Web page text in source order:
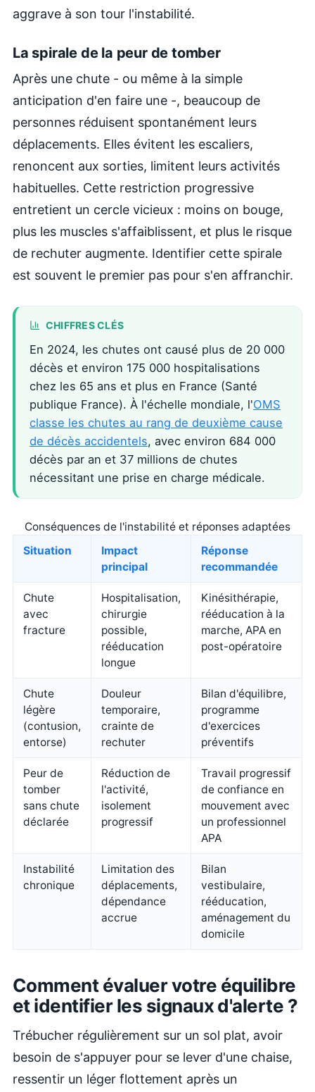
aggrave à son tour l'instabilité.
La spirale de la peur de tomber
Après une chute - ou même à la simple
anticipation d'en faire une -, beaucoup de
personnes réduisent spontanément leurs
déplacements. Elles évitent les escaliers,
renoncent aux sorties, limitent leurs activités
habituelles. Cette restriction progressive
entretient un cercle vicieux : moins on bouge,
plus les muscles s'affaiblissent, et plus le risque
de rechuter augmente. Identifier cette spirale
est souvent le premier pas pour s'en affranchir.
CHIFFRES CLÉS
En 2024, les chutes ont causé plus de 20 000
décès et environ 175 000 hospitalisations
chez les 65 ans et plus en France (Santé
publique France). À l'échelle mondiale, l'OMS
classe les chutes au rang de deuxième cause
de décès accidentels, avec environ 684 000
décès par an et 37 millions de chutes
nécessitant une prise en charge médicale.
Conséquences de l'instabilité et réponses adaptées
Situation
Impact
principal
Réponse
recommandée
Chute
avec
fracture
Hospitalisation,
chirurgie
possible,
rééducation
longue
Kinésithérapie,
rééducation à la
marche, APA en
post-opératoire
Chute
légère
(contusion,
entorse)
Douleur
temporaire,
crainte de
rechuter
Bilan d'équilibre,
programme
d'exercices
préventifs
Peur de
tomber
sans chute
déclarée
Réduction de
l'activité,
isolement
progressif
Travail progressif
de confiance en
mouvement avec
un professionnel
APA
Instabilité
chronique
Limitation des
déplacements,
dépendance
accrue
Bilan
vestibulaire,
rééducation,
aménagement du
domicile
Comment évaluer votre équilibre
et identifier les signaux d'alerte ?
Trébucher régulièrement sur un sol plat, avoir
besoin de s'appuyer pour se lever d'une chaise,
ressentir un léger flottement après un